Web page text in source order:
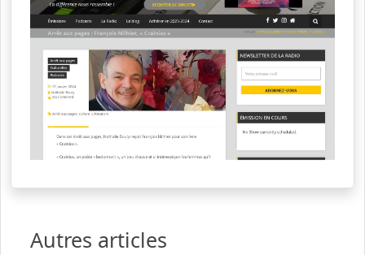
Autres articles